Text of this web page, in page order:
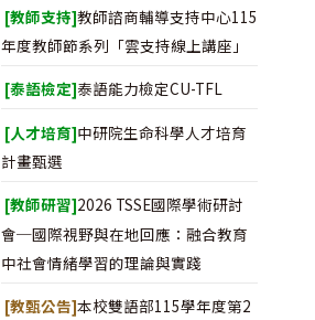
[教師支持]教師諮商輔導支持中心115
年度教師節系列「雲支持線上講座」
[泰語檢定]泰語能力檢定CU-TFL
[人才培育]中研院生命科學人才培育
計畫甄選
[教師研習]2026 TSSE國際學術研討
會─國際視野與在地回應：融合教育
中社會情緒學習的理論與實踐
[教甄公告]本校雙語部115學年度第2